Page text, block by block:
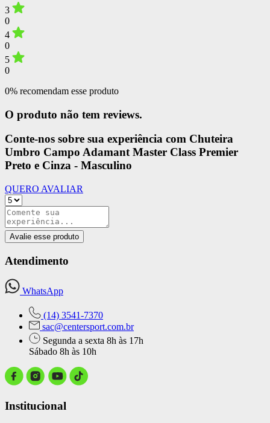
3
0
4
0
5
0
0% recomendam esse produto
O produto não tem reviews.
Conte-nos sobre sua experiência com Chuteira
Umbro Campo Adamant Master Class Premier
Preto e Cinza - Masculino
QUERO AVALIAR
Avalie esse produto
Atendimento
WhatsApp
(14) 3541-7370
sac@centersport.com.br
Segunda a sexta 8h às 17h
Sábado 8h às 10h
Institucional